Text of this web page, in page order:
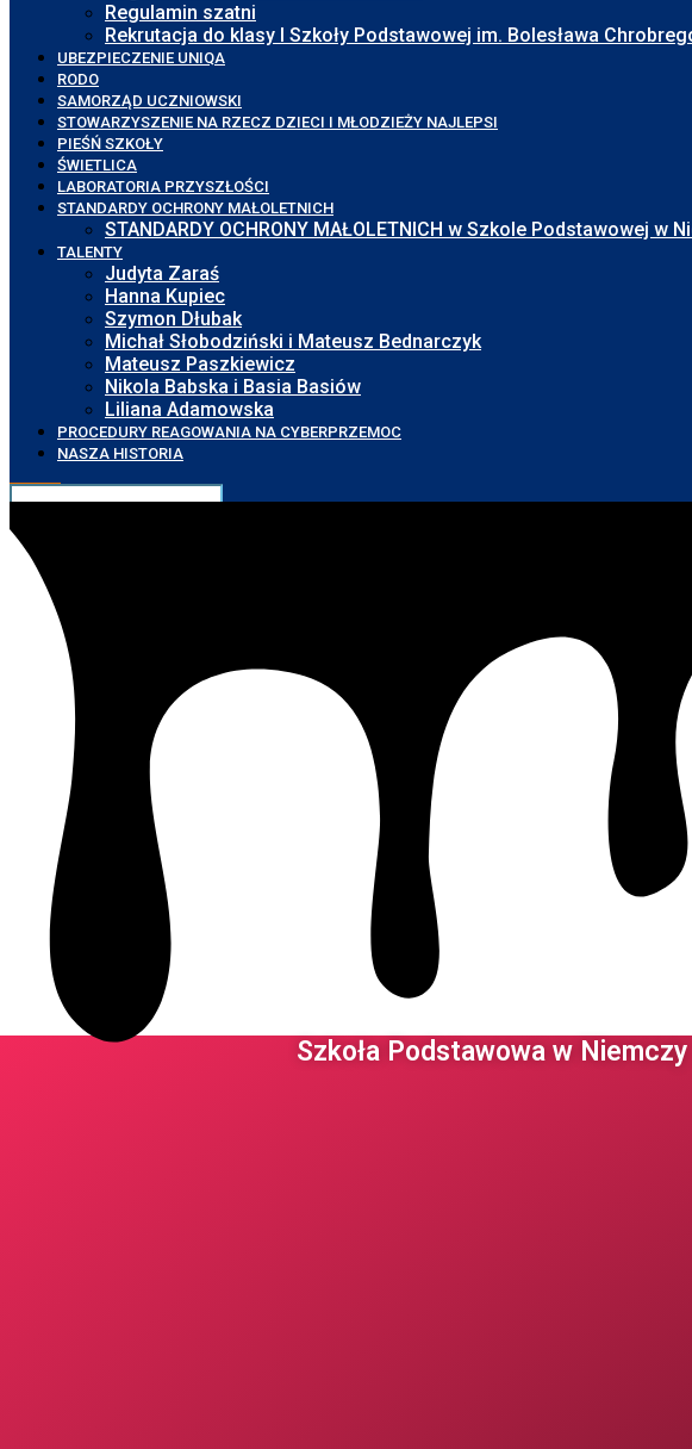
Regulamin szatni
Rekrutacja do klasy I Szkoły Podstawowej im. Bolesława
UBEZPIECZENIE UNIQA
RODO
SAMORZĄD UCZNIOWSKI
STOWARZYSZENIE NA RZECZ DZIECI I MŁODZIEŻY NAJLEPSI
PIEŚŃ SZKOŁY
ŚWIETLICA
LABORATORIA PRZYSZŁOŚCI
STANDARDY OCHRONY MAŁOLETNICH
STANDARDY OCHRONY MAŁOLETNICH w Szkole Podstawowej
TALENTY
Judyta Zaraś
Hanna Kupiec
Szymon Dłubak
Michał Słobodziński i Mateusz Bednarczyk
Mateusz Paszkiewicz
Nikola Babska i Basia Basiów
Liliana Adamowska
PROCEDURY REAGOWANIA NA CYBERPRZEMOC
NASZA HISTORIA
Szkoła Podstawowa w Niemczy ​